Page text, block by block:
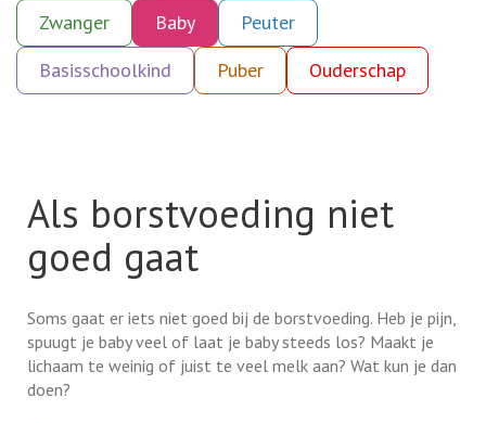
Zwanger Baby
Peuter
Basisschoolkind
Puber Ouderschap
Als borstvoeding niet
goed gaat
Soms gaat er iets niet goed bij de borstvoeding. Heb je pijn,
spuugt je baby veel of laat je baby steeds los? Maakt je
lichaam te weinig of juist te veel melk aan? Wat kun je dan
doen?